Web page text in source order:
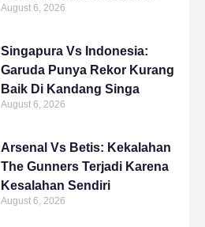
August 6, 2026
Singapura Vs Indonesia:
Garuda Punya Rekor Kurang
Baik Di Kandang Singa
August 6, 2026
Arsenal Vs Betis: Kekalahan
The Gunners Terjadi Karena
Kesalahan Sendiri
August 6, 2026